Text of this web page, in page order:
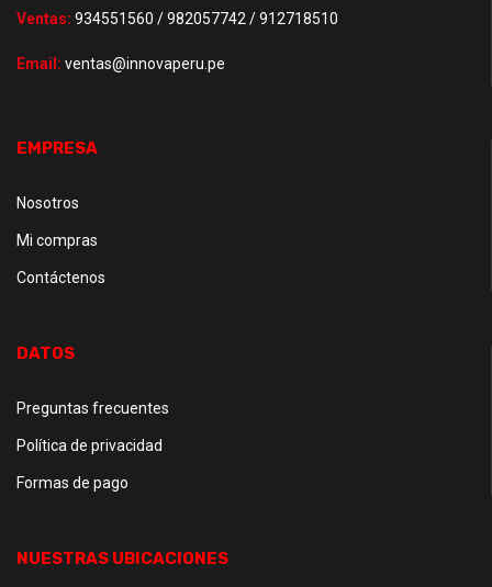
Ventas: 934551560 / 982057742 / 912718510
Email: ventas@innovaperu.pe
EMPRESA
Nosotros
Mi compras
Contáctenos
DATOS
Preguntas frecuentes
Política de privacidad
Formas de pago
NUESTRAS UBICACIONES